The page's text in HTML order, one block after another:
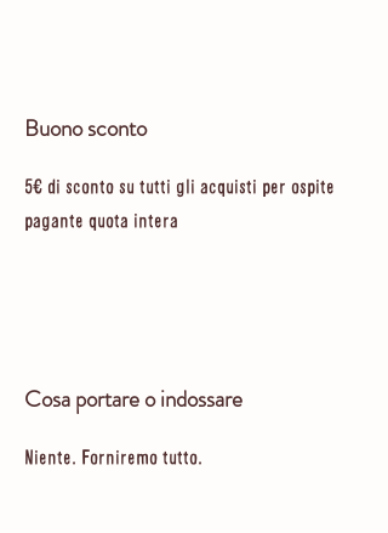
Buono sconto
5€ di sconto su tutti gli acquisti per ospite
pagante quota intera
Cosa portare o indossare
Niente. Forniremo tutto.